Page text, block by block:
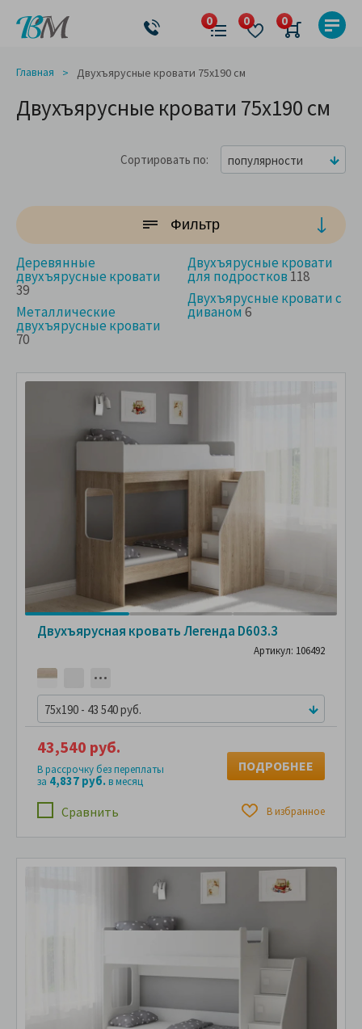
Главная Двухъярусные кровати 75x190 см
Двухъярусные кровати 75x190 см
Сортировать по популярности
Фильтр
Деревянные
двухъярусные кровати
39
Металлические
двухъярусные кровати
70
Двухъярусные кровати
для подростков118
Двухъярусные кровати с
диваном6
Двухъярусная кровать Легенда D603.3
Артикул: 106492
75x190 - 43 540 руб.
Сравнить В избранное
43,540 руб.
В рассрочку без переплаты
за 4,837 руб.в месяц
ПОДРОБНЕЕ